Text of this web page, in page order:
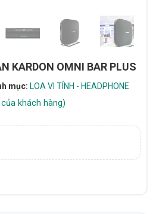
KARDON OMNI BAR PLUS
mục: LOA VI TÍNH - HEADPHONE
khách hàng)